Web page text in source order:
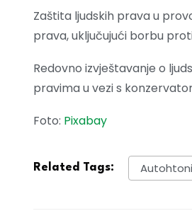
Zaštita ljudskih prava u
prava, uključujući borbu
Redovno izvještavanje o
pravima u vezi s
Foto: Pixabay
Related Tags: